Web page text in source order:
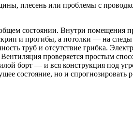
плесень или проблемы с
состоянии. Внутри помещения
и прогибы, а потолки — на
труб и отсутствие грибка.
проверяется простым
борт — и вся конструкция под
состояние, но и